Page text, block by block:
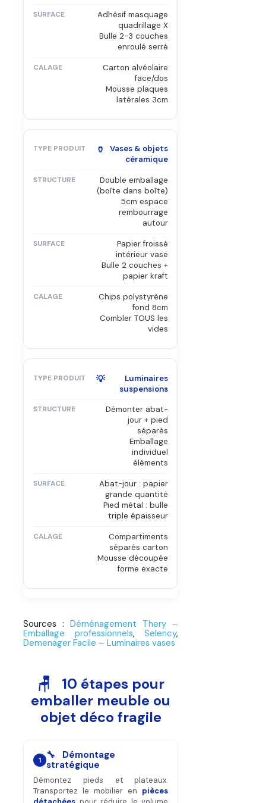
Adhésif masquage
quadrillage X
Bulle 2-3 couches
enroulé serré
Carton alvéolaire
face/dos
Mousse plaques
latérales 3cm
🏺
Vases & objets
céramique
Double emballage
(boîte dans boîte)
5cm espace
rembourrage
autour
Papier froissé
intérieur vase
Bulle 2 couches +
papier kraft
Chips polystyrène
fond 8cm
Combler TOUS les
vides
💡
Luminaires
suspensions
Démonter abat-
jour + pied
séparés
Emballage
individuel
éléments
Abat-jour : papier
grande quantité
Pied métal : bulle
triple épaisseur
Compartiments
séparés carton
Mousse découpée
forme exacte
Sources :Déménagement Thery –
Emballage professionnels, Selency,
Demenager Facile – Luminaires vases
🪑 10 étapes pour
emballer meuble ou
objet déco fragile
1
🔧 Démontage
stratégique
Démontez pieds et plateaux.
Transportez le mobilier en pièces